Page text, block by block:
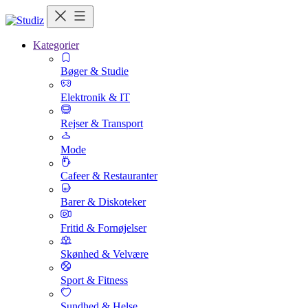
Kategorier
Bøger & Studie
Elektronik & IT
Rejser & Transport
Mode
Cafeer & Restauranter
Barer & Diskoteker
Fritid & Fornøjelser
Skønhed & Velvære
Sport & Fitness